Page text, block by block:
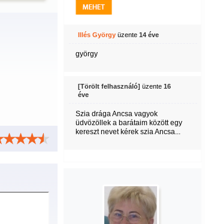
Illés Györgyüzente 14 éve
györgy
[Törölt felhasználó] üzente 16
éve
Szia drága Ancsa vagyok
üdvözöllek a barátaim között egy
kereszt nevet kérek szia Ancsa...